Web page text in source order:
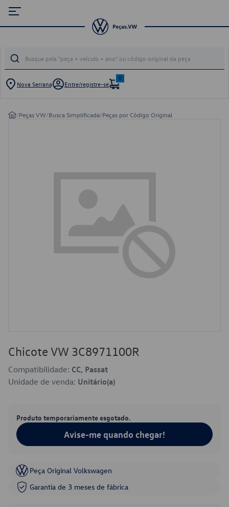
Nova Serrana Entre/registre-se
0
/Peças VW/Busca Simplificada/Peças por Código Original
Chicote VW 3C8971100R
Compatibilidade: CC, Passat
Unidade de venda: Unitário(a)
Produto temporariamente esgotado.
Avise-me quando chegar!
Peça Original Volkswagen
Garantia de 3 meses de fábrica